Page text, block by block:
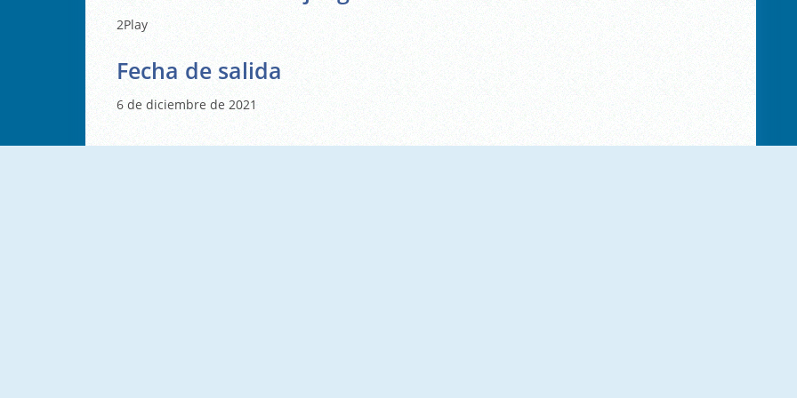
2Play
Fecha de salida
6 de diciembre de 2021